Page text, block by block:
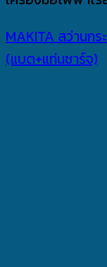
MAKITA สว่านกร
(แบต+แท่นชาร์จ)